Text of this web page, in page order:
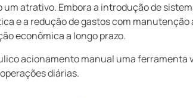
um atrativo. Embora a introdução de
e a redução de gastos com
econômica a longo prazo.
acionamento manual uma ferramenta
diárias.